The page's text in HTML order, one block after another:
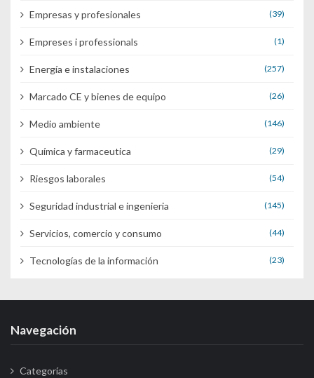
Empresas y profesionales (39)
Empreses i professionals (1)
Energía e instalaciones (257)
Marcado CE y bienes de equipo (26)
Medio ambiente (146)
Química y farmaceutica (29)
Riesgos laborales (54)
Seguridad industrial e ingenieria (145)
Servicios, comercio y consumo (44)
Tecnologías de la información (23)
Navegación
Categorías